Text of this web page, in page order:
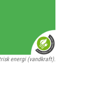
energi (vandkraft).